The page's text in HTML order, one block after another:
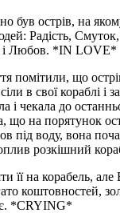
був острів, на
Радість,
і Любов. *IN LOVE*
помітили, що
в свої кораблі і
і чекала до
що на порятунок
під воду, вона
розкішний
її на корабель, але
коштовностей,
*CRYING*